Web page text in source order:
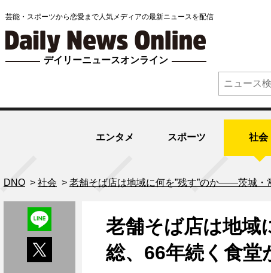
芸能・スポーツから恋愛まで人気メディアの最新ニュースを配信
デイリーニュースオンライン
エンタメ スポーツ 社会
DNO > 社会 > 老舗そば店は地域に何を”残す”のか――茨城・
老舗そば店は地
総、66年続く食堂